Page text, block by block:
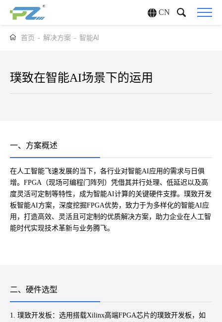
CN
首页 - 解决方案 - 智能AI
璞致在智能AI场景下的运用
一、方案概述
在人工智能飞速发展的当下，各行业对智能AI应用的需求与日俱
增。FPGA（现场可编程门阵列）凭借其并行处理、低延迟以及高
度灵活可定制等特性，成为智能AI计算的关键硬件支撑。璞致开发
板智能AI方案，深度挖掘FPGA优势，致力于为多样化的智能AI应
用，打造高效、灵活且可定制的优质解决方案，助力企业在人工智
能时代实现技术革新与业务腾飞。
二、硬件选型
1. 璞致开发板：选用搭载Xilinx高端FPGA芯片的璞致开发板，如